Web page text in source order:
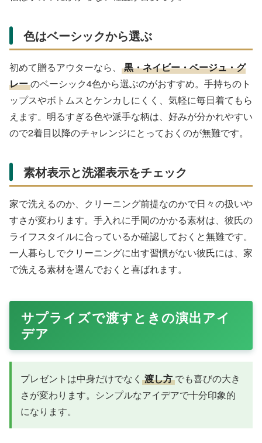
色はベーシックから選ぶ
初めて贈るアウターなら、
黒・ネイビー・ベージュ・グ
レーのベーシック4色から選ぶのがおすすめ。手持ちのト
ップスやボトムスとケンカしにくく、気軽に毎日着てもら
えます。明るすぎる色や派手な柄は、好みが分かれやすい
ので2着目以降のチャレンジにとっておくのが無難です。
素材表示と洗濯表示をチェック
家で洗えるのか、クリーニング前提なのかで日々の扱いや
すさが変わります。手入れに手間のかかる素材は、彼氏の
ライフスタイルに合っているか確認しておくと無難です。
一人暮らしでクリーニングに出す習慣がない彼氏には、家
で洗える素材を選んでおくと喜ばれます。
サプライズで渡すときの演出アイ
デア
プレゼントは中身だけでなく 渡し方 でも喜びの大き
さが変わります。シンプルなアイデアで十分印象的
になります。